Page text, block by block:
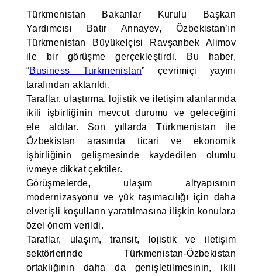
Türkmenistan Bakanlar Kurulu Başkan
Yardımcısı Batır Annayev, Özbekistan’ın
Türkmenistan Büyükelçisi Ravşanbek Alimov
ile bir görüşme gerçekleştirdi. Bu haber,
“Business Turkmenistan” çevrimiçi yayını
tarafından aktarıldı.
Taraflar, ulaştırma, lojistik ve iletişim alanlarında
ikili işbirliğinin mevcut durumu ve geleceğini
ele aldılar. Son yıllarda Türkmenistan ile
Özbekistan arasında ticari ve ekonomik
işbirliğinin gelişmesinde kaydedilen olumlu
ivmeye dikkat çektiler.
Görüşmelerde, ulaşım altyapısının
modernizasyonu ve yük taşımacılığı için daha
elverişli koşulların yaratılmasına ilişkin konulara
özel önem verildi.
Taraflar, ulaşım, transit, lojistik ve iletişim
sektörlerinde Türkmenistan-Özbekistan
ortaklığının daha da genişletilmesinin, ikili